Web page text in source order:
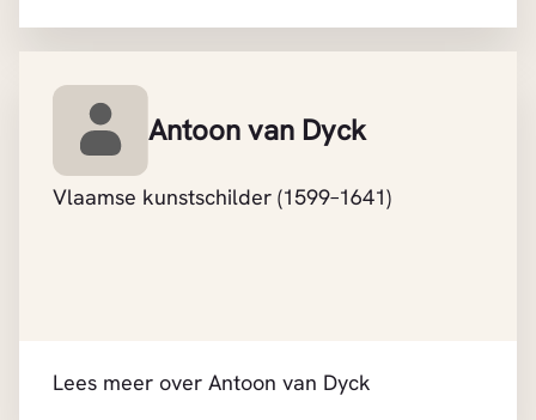
Antoon van Dyck
Vlaamse kunstschilder (1599–1641)
Lees meer over Antoon van Dyck